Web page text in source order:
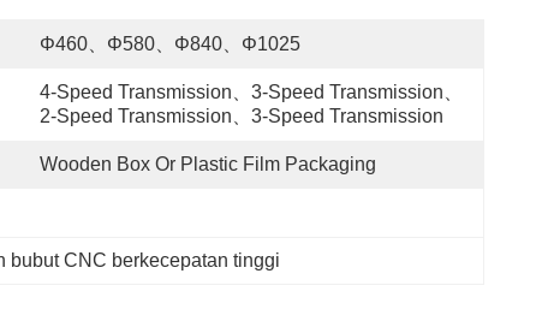
Φ460、φ580、φ840、φ1025
4-Speed Transmission、3-Speed Transmission、
2-Speed Transmission、3-Speed Transmission
Wooden Box Or Plastic Film Packaging
bubut CNC berkecepatan tinggi